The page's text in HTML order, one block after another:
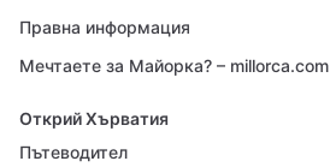
Правна информация
Мечтаете за Майорка? – millorca.com
Открий Хърватия
Пътеводител